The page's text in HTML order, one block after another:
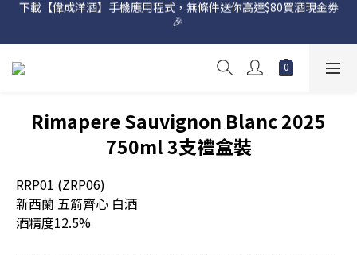
網店購滿 $500 即享免費送貨服務📦
🎉
Rimapere Sauvignon Blanc 2025
750ml 3支禮盒裝
RRP01 (ZRP06)
新西蘭 五箭齊心 白酒
酒精度12.5%